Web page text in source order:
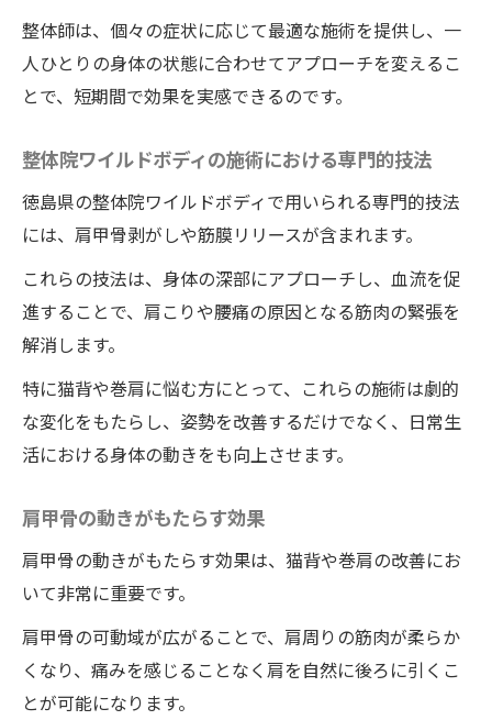
整体師は、個々の症状に応じて最適な施術を提供し、一
人ひとりの身体の状態に合わせてアプローチを変えるこ
とで、短期間で効果を実感できるのです。
整体院ワイルドボディの施術における専門的技法
徳島県の整体院ワイルドボディで用いられる専門的技法
には、肩甲骨剥がしや筋膜リリースが含まれます。
これらの技法は、身体の深部にアプローチし、血流を促
進することで、肩こりや腰痛の原因となる筋肉の緊張を
解消します。
特に猫背や巻肩に悩む方にとって、これらの施術は劇的
な変化をもたらし、姿勢を改善するだけでなく、日常生
活における身体の動きをも向上させます。
肩甲骨の動きがもたらす効果
肩甲骨の動きがもたらす効果は、猫背や巻肩の改善にお
いて非常に重要です。
肩甲骨の可動域が広がることで、肩周りの筋肉が柔らか
くなり、痛みを感じることなく肩を自然に後ろに引くこ
とが可能になります。